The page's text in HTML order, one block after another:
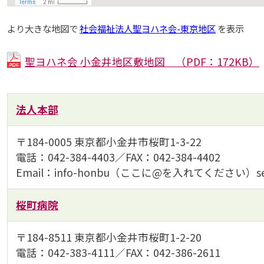
より大きな地図で社会福祉法人聖ヨハネ会-東京地区 を表示
聖ヨハネ会 小金井地区敷地図 （PDF：172KB）
法人本部
〒184-0005 東京都小金井市桜町1-3-22
電話：042-384-4403／FAX：042-384-4402
Email：info-honbu（ここに@を入れてください）
桜町病院
〒184-8511 東京都小金井市桜町1-2-20
電話：042-383-4111／FAX：042-386-2611